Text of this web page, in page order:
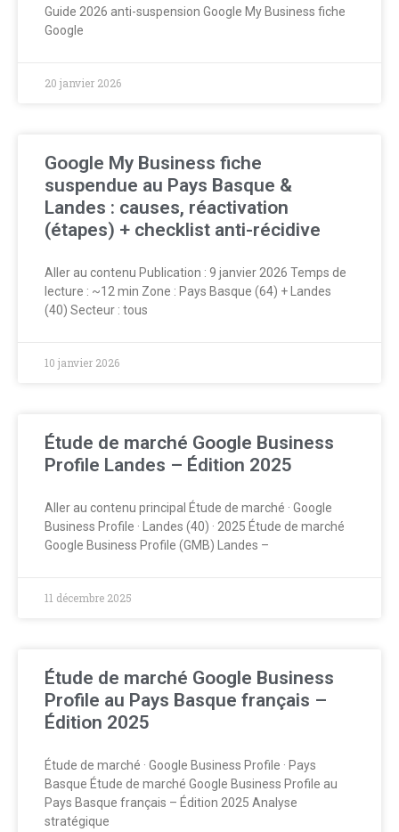
Guide 2026 anti-suspension Google My Business fiche
Google
20 janvier 2026
Google My Business fiche
suspendue au Pays Basque &
Landes : causes, réactivation
(étapes) + checklist anti-récidive
Aller au contenu Publication : 9 janvier 2026 Temps de
lecture : ~12 min Zone : Pays Basque (64) + Landes
(40) Secteur : tous
10 janvier 2026
Étude de marché Google Business
Profile Landes – Édition 2025
Aller au contenu principal Étude de marché · Google
Business Profile · Landes (40) · 2025 Étude de marché
Google Business Profile (GMB) Landes –
11 décembre 2025
Étude de marché Google Business
Profile au Pays Basque français –
Édition 2025
Étude de marché · Google Business Profile · Pays
Basque Étude de marché Google Business Profile au
Pays Basque français – Édition 2025 Analyse
stratégique